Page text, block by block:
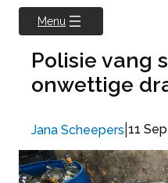
Menu
Polisie vang
onwettige
Jana Scheepers 11